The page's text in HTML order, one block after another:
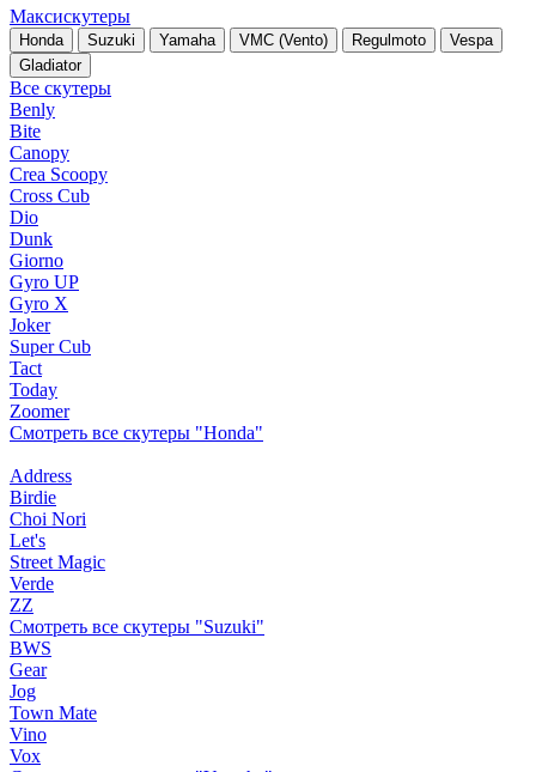
Максискутеры
Honda Suzuki Yamaha VMC (Vento) Regulmoto
Vespa
Gladiator
Все скутеры
Benly
Bite
Canopy
Crea Scoopy
Cross Cub
Dio
Dunk
Giorno
Gyro UP
Gyro X
Joker
Super Cub
Tact
Today
Zoomer
Смотреть все скутеры "Honda"
Address
Birdie
Choi Nori
Let's
Street Magic
Verde
ZZ
Смотреть все скутеры "Suzuki"
BWS
Gear
Jog
Town Mate
Vino
Vox